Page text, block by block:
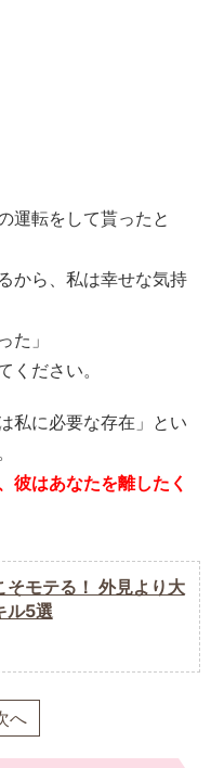
運転をして貰ったと
から、私は幸せな気持
た」
ください。
私に必要な存在」とい
彼はあなたを離したく
そモテる！ 外見より大
ル5選
へ